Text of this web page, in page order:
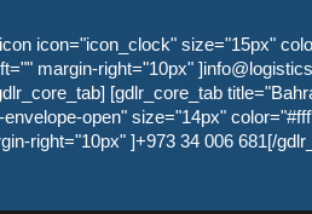
icon="icon_clock" size="15px"
margin-right="10px" ]
[gdlr_core_tab
open" size="14px"
right="10px" ]+973 34 006 681[/